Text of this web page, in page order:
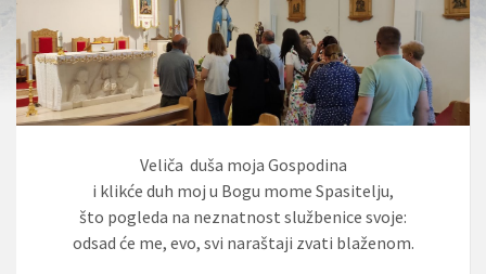
Veliča duša moja Gospodina
i klikće duh moj u Bogu mome Spasitelju,
što pogleda na neznatnost službenice svoje:
odsad će me, evo, svi naraštaji zvati blaženom.